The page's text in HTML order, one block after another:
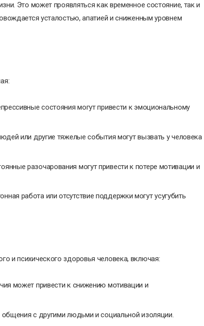
Это может проявляться как временное состояние, так и
усталостью, апатией и сниженным уровнем
состояния могут привести к эмоциональному
или другие тяжелые события могут вызвать у человека
разочарования могут привести к потере мотивации и
работа или отсутствие поддержки могут усугубить
и психического здоровья человека, включая:
может привести к снижению мотивации и
с другими людьми и социальной изоляции.